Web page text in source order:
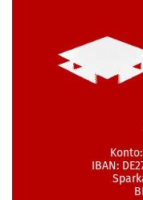
IBAN: